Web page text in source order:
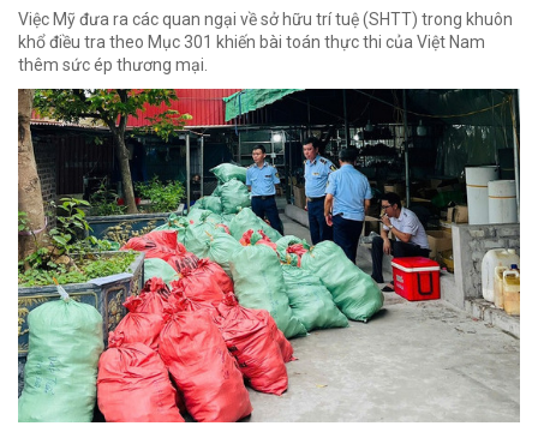
Việc Mỹ đưa ra các quan ngại về sở hữu trí tuệ (SHTT) trong khuôn
khổ điều tra theo Mục 301 khiến bài toán thực thi của Việt Nam
thêm sức ép thương mại.